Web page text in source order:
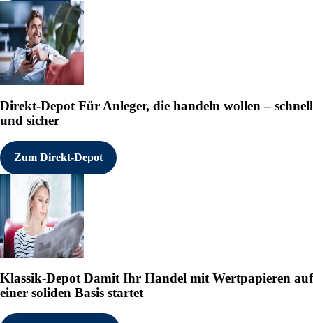
Direkt-Depot Für Anleger, die handeln wollen – schnell
und sicher
Zum Direkt-Depot
Klassik-DepotDamit Ihr Handel mit Wertpapieren auf
einer soliden Basis startet